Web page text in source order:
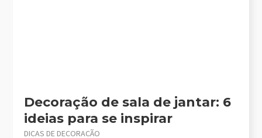
Decoração de sala de jantar: 6
ideias para se inspirar
DICAS DE DECORAÇÃO